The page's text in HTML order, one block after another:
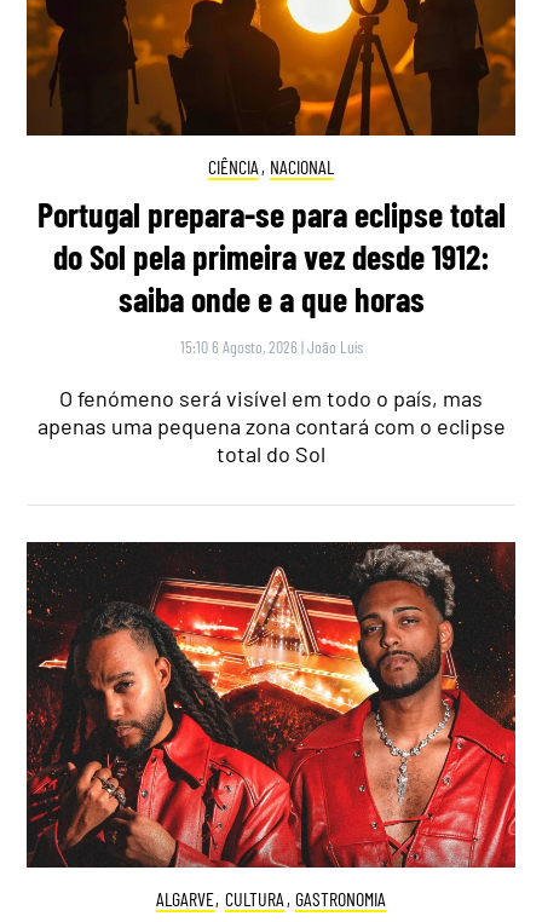
CIÊNCIA , NACIONAL
Portugal prepara-se para eclipse total
do Sol pela primeira vez desde 1912:
saiba onde e a que horas
15:10 6 Agosto, 2026 |João Luís
O fenómeno será visível em todo o país, mas
apenas uma pequena zona contará com o eclipse
total do Sol
ALGARVE, CULTURA , GASTRONOMIA